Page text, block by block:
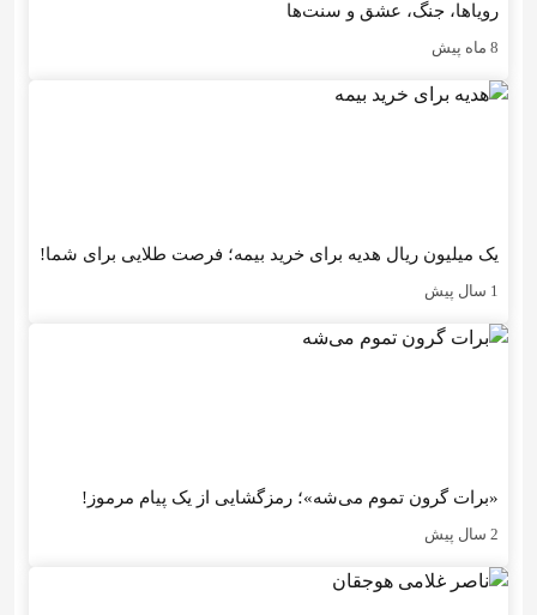
رویاها، جنگ، عشق و سنت‌ها
8 ماه پیش
یک میلیون ریال هدیه برای خرید بیمه؛ فرصت طلایی برای شما!
1 سال پیش
«برات گرون تموم می‌شه»؛ رمزگشایی از یک پیام مرموز!
2 سال پیش